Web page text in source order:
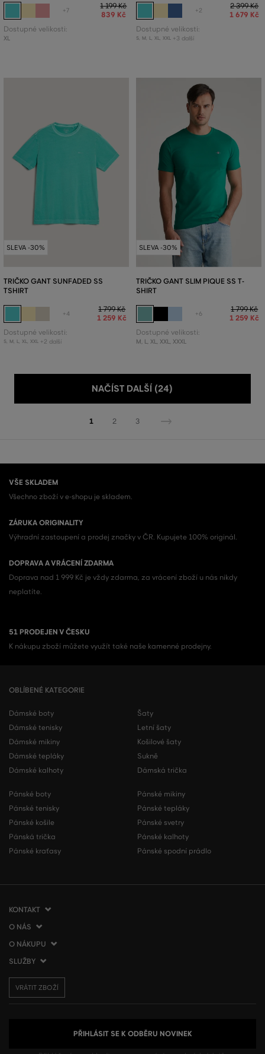
+7
1 199 Kč
839 Kč
Dostupné velikosti:
XL
+2
2 399 Kč
1 679 Kč
Dostupné velikosti:
S, M L, XL, XXL +3 další
SLEVA -30%
TRIČKO GANT SUNFADED SS
TSHIRT
+4
1 799 Kč
1 259 Kč
Dostupné velikosti:
S, M L, XL, XXL +2 další
SLEVA -30%
TRIČKO GANT SLIM PIQUE SS T-
SHIRT
+6
1 799 Kč
1 259 Kč
Dostupné velikosti:
M, L, XL, XXL, XXXL
NAČÍST DALŠÍ (24)
1 2 3
VŠE SKLADEM
Všechno zboží v e-shopu je skladem.
ZÁRUKA ORIGINALITY
Výhradní zastoupení a prodej značky v ČR. Kupujete 100% originál.
DOPRAVA A VRÁCENÍ ZDARMA
Doprava nad 1 999 Kč je vždy zdarma, za vrácení zboží u nás nikdy
neplatíte.
51 PRODEJEN V ČESKU
K nákupu zboží můžete využít také naše kamenné prodejny.
OBLÍBENÉ KATEGORIE
Dámské boty
Dámské tenisky
Dámské mikiny
Dámské tepláky
Dámské kalhoty
Šaty
Letní šaty
Košilové šaty
Sukně
Dámská trička
Pánské boty
Pánské tenisky
Pánské košile
Pánská trička
Pánské kraťasy
Pánské mikiny
Pánské tepláky
Pánské svetry
Pánské kalhoty
Pánské spodní prádlo
KONTAKT
VERMONT Services Slovakia s. r. o.
Vlčie hrdlo 53
tel.:+420 210 012 200
info@gant.cz
O NÁS
O společnosti
Kontakt
Blog
O NÁKUPU
Jak nakupovat
Vrácení zboží
Zpracování osobních údajů
SLUŽBY
Doprava a platba
Dárkové poukázky
VRÁTIT ZBOŽÍ
PŘIHLÁSIT SE K ODBĚRU NOVINEK